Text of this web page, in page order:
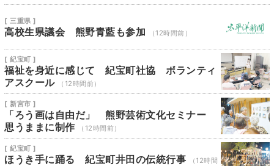
[ 三重県 ]
高校生県議会 熊野青藍も参加 （12時間前）
[ 紀宝町 ]
福祉を身近に感じて 紀宝町社協 ボランティ
アスクール
（12時間前）
[ 新宮市 ]
「ろう画は自由だ」 熊野芸術文化セミナー
思うままに制作
（12時間前）
[ 紀宝町 ]
ほうき手に踊る 紀宝町井田の伝統行事
（12時間